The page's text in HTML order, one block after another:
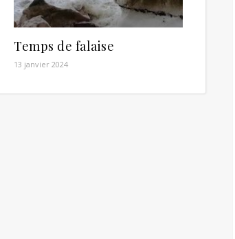
Temps de falaise
13 janvier 2024